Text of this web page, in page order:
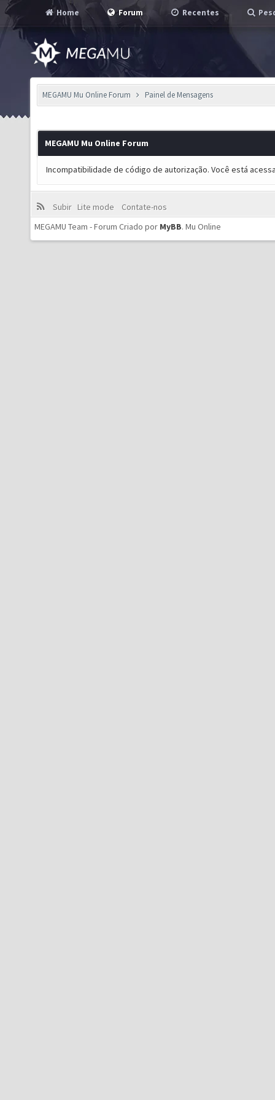
Home Forum Recentes
MEGAMU Mu Online Forum Painel de Mensagens
MEGAMU Mu Online Forum
Incompatibilidade de código de autorização. Você está
Subir Lite mode
Contate-nos
MEGAMU Team - Forum Criado por MyBB. Mu Online